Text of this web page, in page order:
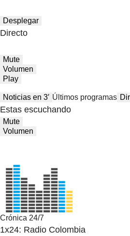
Desplegar
Directo
Mute
Volumen
Play
Noticias en 3′ Últimos programas
Estas escuchando
Mute
Volumen
Crónica 24/7
1x24: Radio Colombia